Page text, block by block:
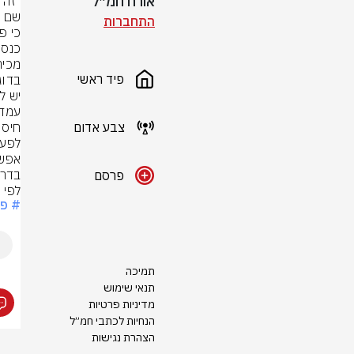
התחברות
פיד ראשי
צבע אדום
פרסם
תמיכה
תנאי שימוש
מדיניות פרטיות
הנחיות לכתבי חמ״ל
הצהרת נגישות
לפי סעיף 27
#